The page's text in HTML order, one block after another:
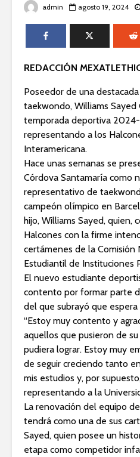
admin agosto 19, 2024
REDACCIÓN
Poseedor de una
taekwondo, Williams Sayed
temporada deportiva
representando a los
Interamericana.
Hace unas semanas se
Córdova Santamaría como
representativo de
campeón olímpico en
hijo, Williams Sayed, quien,
Halcones con la firme
certámenes de la Comisión
Estudiantil de Instituciones
El nuevo estudiante
contento por formar parte
del que subrayó que
“Estoy muy contento y
aquellos que pusieron de
pudiera lograr. Estoy muy
de seguir creciendo tanto
mis estudios y, por
representando a la
La renovación del equipo
tendrá como una de sus
Sayed, quien posee un
etapa como competidor